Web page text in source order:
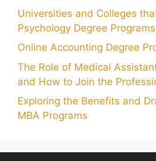
Universities and Colleges
Psychology Degree Programs
Online Accounting Degree
The Role of Medical
and How to Join the
Exploring the Benefits and
MBA Programs